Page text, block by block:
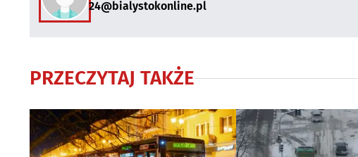
24@bialystokonline.pl
PRZECZYTAJ TAKŻE